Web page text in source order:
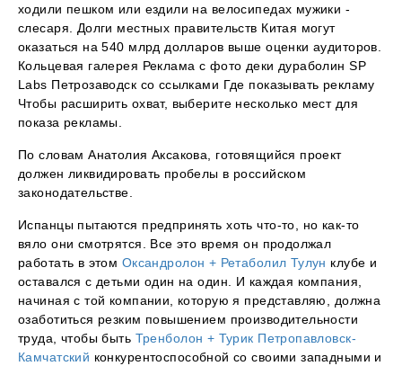
ходили пешком или ездили на велосипедах мужики -
слесаря. Долги местных правительств Китая могут
оказаться на 540 млрд долларов выше оценки аудиторов.
Кольцевая галерея Реклама с фото деки дураболин SP
Labs Петрозаводск со ссылками Где показывать рекламу
Чтобы расширить охват, выберите несколько мест для
показа рекламы.
По словам Анатолия Аксакова, готовящийся проект
должен ликвидировать пробелы в российском
законодательстве.
Испанцы пытаются предпринять хоть что-то, но как-то
вяло они смотрятся. Все это время он продолжал
работать в этом Оксандролон + Ретаболил Тулун клубе и
оставался с детьми один на один. И каждая компания,
начиная с той компании, которую я представляю, должна
озаботиться резким повышением производительности
труда, чтобы быть Тренболон + Турик Петропавловск-
Камчатский конкурентоспособной со своими западными и